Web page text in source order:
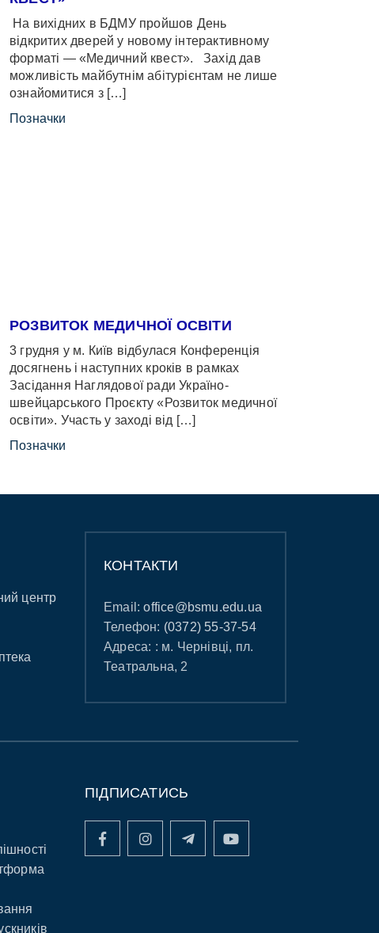
На вихідних в БДМУ пройшов День
відкритих дверей у новому інтерактивному
форматі — «Медичний квест». Захід дав
можливість майбутнім абітурієнтам не лише
ознайомитися з […]
Позначки
РОЗВИТОК МЕДИЧНОЇ ОСВІТИ
3 грудня у м. Київ відбулася Конференція
досягнень і наступних кроків в рамках
Засідання Наглядової ради Україно-
швейцарського Проєкту «Розвиток медичної
освіти». Участь у заході від […]
Позначки
центр
КОНТАКТИ
Email:office@bsmu.edu.ua
Телефон: (0372) 55-37-54
Адреса: : м. Чернівці, пл.
Театральна, 2
ПІДПИСАТИСЬ